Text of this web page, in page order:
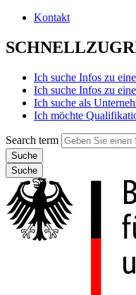
Kontakt
Ich suche Infos zu
Ich suche Infos zu
Ich suche als
Ich möchte
Search term
Suche